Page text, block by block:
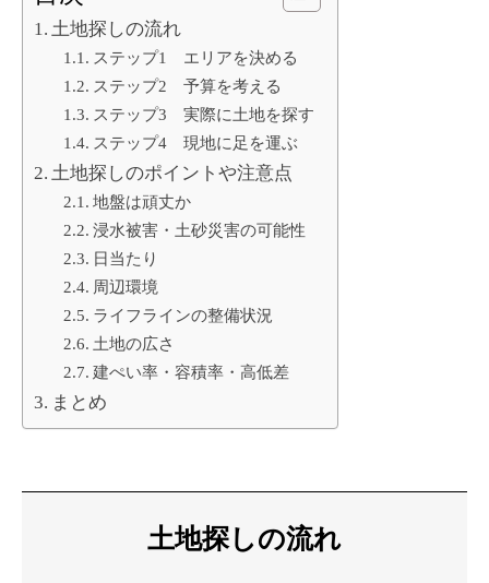
土地探しの流れ
ステップ1 エリアを決める
ステップ2 予算を考える
ステップ3 実際に土地を探す
ステップ4 現地に足を運ぶ
土地探しのポイントや注意点
地盤は頑丈か
浸水被害・土砂災害の可能性
日当たり
周辺環境
ライフラインの整備状況
土地の広さ
建ぺい率・容積率・高低差
まとめ
土地探しの流れ